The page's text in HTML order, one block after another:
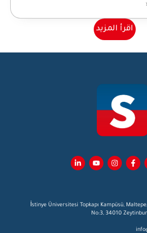
اقرأ المزيد
İstinye Üniversitesi Topkapı Kampüsü,
No:3, 34010